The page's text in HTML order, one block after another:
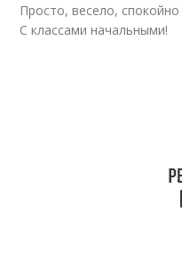
Просто, весело, спокойно
С классами начальными!